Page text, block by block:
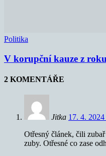
Politika
V korupční kauze z
2 KOMENTÁŘE
Jitka 17. 4.
Otřesný článek, čili
zuby. Otřesné co zase